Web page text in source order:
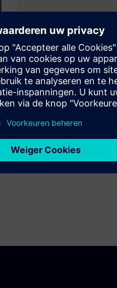
Zukunftssichere
middenspanning
Met het Bluegis-portfolio
Siemens neue Massstäbe
nachhaltige